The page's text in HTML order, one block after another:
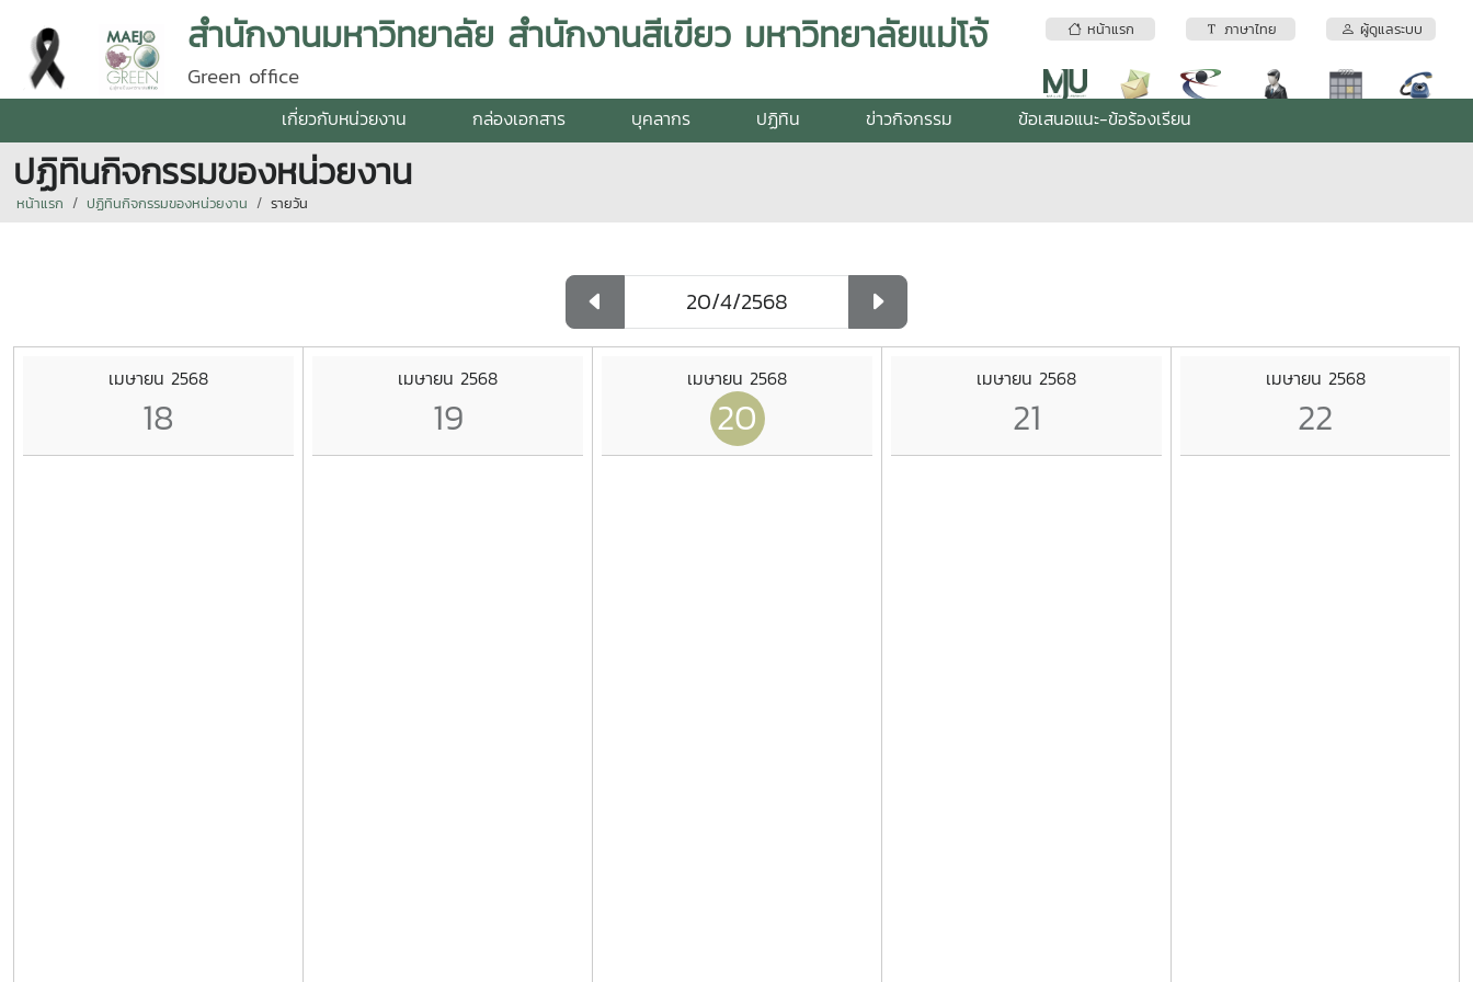
หน้าแรก ภาษาไทย ผู้ดูแลระบบ
สำนักงานมหาวิทยาลัย สำนักงานสีเขียว มหาวิทยาลัยแม่โจ้
Green office
เกี่ยวกับหน่วยงาน กล่องเอกสาร บุคลากร ปฏิทิน ข่าวกิจกรรม ข้อเสนอแนะ-ข้อร้องเรียน
ปฏิทินกิจกรรมของหน่วยงาน
หน้าแรก ปฏิทินกิจกรรมของหน่วยงาน รายวัน
เมษายน 2568
18
เมษายน 2568
19
เมษายน 2568
20
เมษายน 2568
21
เมษายน 2568
22